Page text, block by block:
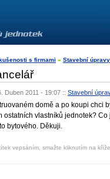
s firmami » Stavební úpravy
Duben 2011 - 19:07 :: Stavební
domě a po koupi chci
ostatních vlastníků jednotek?
bytového. Děkuji.
vepsáním, smažte kliknutím na